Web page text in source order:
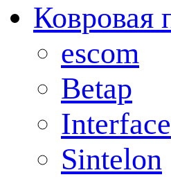
Ковровая
escom
Betap
Interface
Sintelon